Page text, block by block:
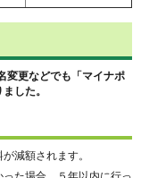
変更などでも「マイナポ
した。
減額されます。